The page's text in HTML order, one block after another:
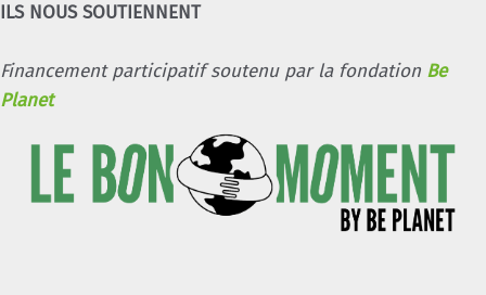
ILS NOUS SOUTIENNENT
Financement participatif soutenu par la fondation Be
Planet